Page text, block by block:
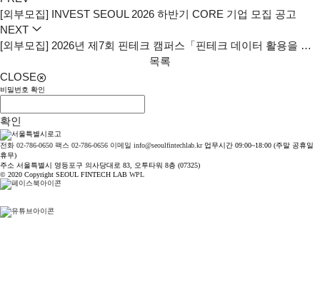
[외부모집] INVEST SEOUL 2026 하반기 CORE 기업 모집 공고
NEXT
[외부모집] 2026년 제7회 핀테크 캠퍼스「핀테크 데이터 활용을 위한 신용정보법·마이데이터 이해」모집 안내(7/15)
목록
CLOSE
비밀번호 확인
확인
전화 02-786-0650 팩스 02-786-0656 이메일 info@seoulfintechlab.kr 업무시간 09:00~18:00 (주말 공휴일
휴무)
주소 서울특별시 영등포구 의사당대로 83, 오투타워 8층 (07325)
© 2020 Copyright SEOUL FINTECH LAB WPL